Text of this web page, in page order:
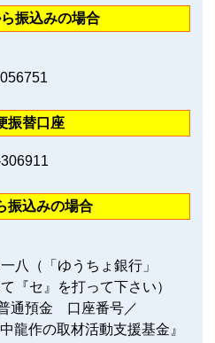
振込みの場合
振替口座
振込みの場合
八（「ゆうちょ銀行」
『セ』を打って下さい）
通預金 口座番号／
作の取材活動支援基金』